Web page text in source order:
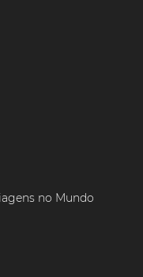
no Mundo